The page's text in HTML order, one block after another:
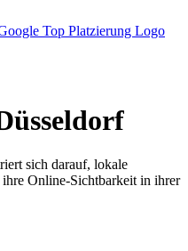
sich darauf, lokale
Online-Sichtbarkeit in ihrer